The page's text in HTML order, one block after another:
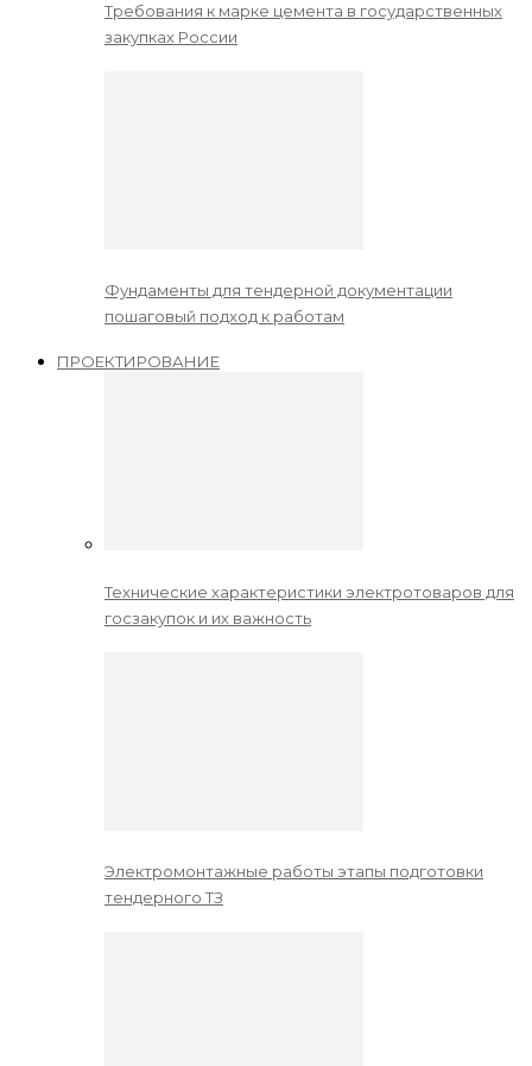
Требования к марке цемента в государственных
закупках России
Фундаменты для тендерной документации
пошаговый подход к работам
ПРОЕКТИРОВАНИЕ
Технические характеристики электротоваров для
госзакупок и их важность
Электромонтажные работы этапы подготовки
тендерного ТЗ